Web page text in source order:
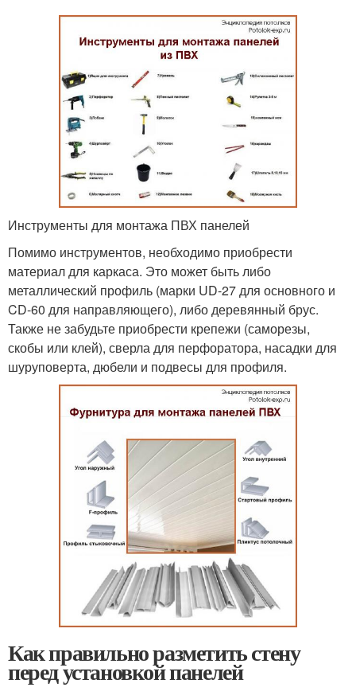
Инструменты для монтажа ПВХ панелей
Помимо инструментов, необходимо приобрести
материал для каркаса. Это может быть либо
металлический профиль (марки UD-27 для основного и
CD-60 для направляющего), либо деревянный брус.
Также не забудьте приобрести крепежи (саморезы,
скобы или клей), сверла для перфоратора, насадки для
шуруповерта, дюбели и подвесы для профиля.
Как правильно разметить стену
перед установкой панелей